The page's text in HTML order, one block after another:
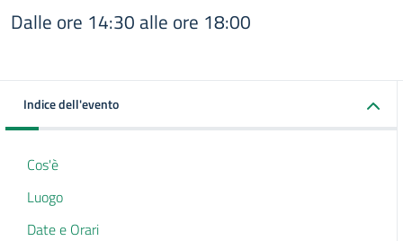
Dalle ore 14:30 alle ore 18:00
Indice dell'evento
Cos'è
Luogo
Date e Orari